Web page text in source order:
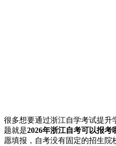
很多想要通过浙江自学考试提升
题就是2026年浙江自考可以报考
愿填报，自考没有固定的招生院